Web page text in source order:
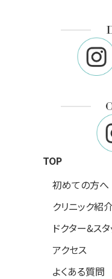
TOP
初めての方へ
クリニック紹
ドクター&ス
アクセス
よくある質問